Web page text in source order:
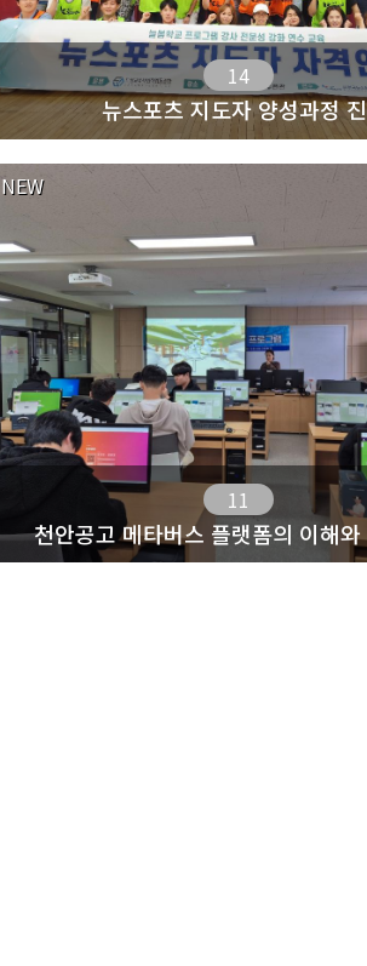
14
뉴스포츠 지도자 양성과정
NEW
11
천안공고 메타버스 플랫폼의 이해와